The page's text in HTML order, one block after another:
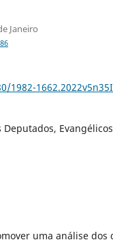
Janeiro
1982-
Deputados,
uma análise dos